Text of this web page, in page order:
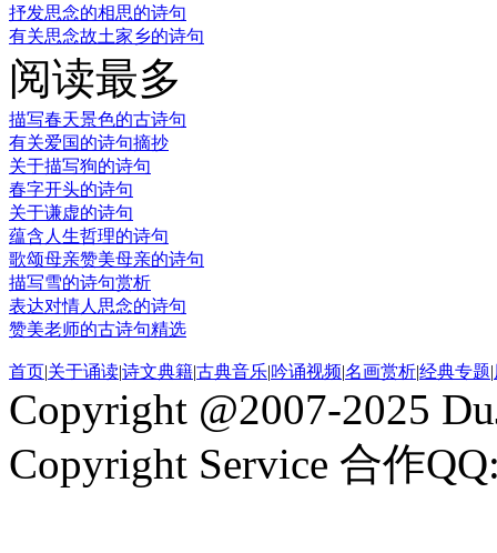
抒发思念的相思的诗句
有关思念故土家乡的诗句
阅读最多
描写春天景色的古诗句
有关爱国的诗句摘抄
关于描写狗的诗句
春字开头的诗句
关于谦虚的诗句
蕴含人生哲理的诗句
歌颂母亲赞美母亲的诗句
描写雪的诗句赏析
表达对情人思念的诗句
赞美老师的古诗句精选
首页|关于诵读|诗文典籍|古典音乐|吟诵视频|名画赏析|经典专题|
Copyright @2007-2025
Copyright Service 合作